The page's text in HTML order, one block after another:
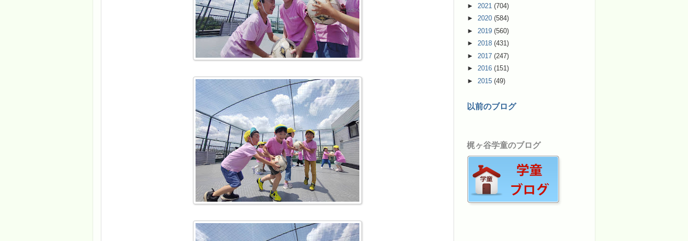
► 2021 (704)
► 2020 (584)
► 2019 (560)
► 2018 (431)
► 2017 (247)
► 2016 (151)
► 2015 (49)
以前のブログ
梶ヶ谷学童のブログ